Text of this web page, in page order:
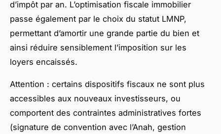
d’impôt par an. L’optimisation fiscale immobilier
passe également par le choix du statut LMNP,
permettant d’amortir une grande partie du bien et
ainsi réduire sensiblement l’imposition sur les
loyers encaissés.
Attention : certains dispositifs fiscaux ne sont plus
accessibles aux nouveaux investisseurs, ou
comportent des contraintes administratives fortes
(signature de convention avec l’Anah, gestion